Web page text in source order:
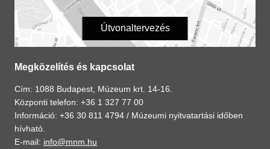
Útvonaltervezés
Megközelítés és kapcsolat
Cím: 1088 Budapest, Múzeum krt. 14-16.
Központi telefon: +36 1 327 77 00
Információ: +36 30 811 4794 / Múzeumi nyitvatartási időben
hívható.
E-mail: info@mnm.hu